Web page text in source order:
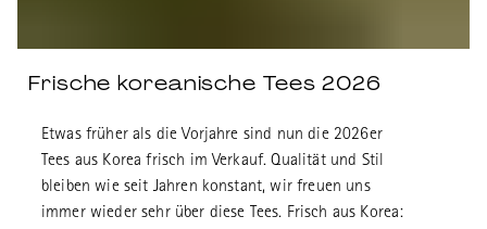
Frische koreanische Tees 2026
Etwas früher als die Vorjahre sind nun die 2026er
Tees aus Korea frisch im Verkauf. Qualität und Stil
bleiben wie seit Jahren konstant, wir freuen uns
immer wieder sehr über diese Tees. Frisch aus Korea: